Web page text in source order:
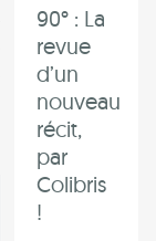
90° : La
revue
d’un
nouveau
récit,
par
Colibris
!